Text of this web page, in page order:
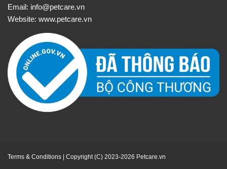
Email: info@petcare.vn
Website: www.petcare.vn
Terms & Conditions | Copyright (C) 2023-2026 Petcare.vn